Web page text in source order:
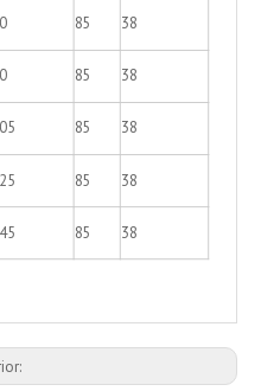
85 38
85 38
85
38
85 38
85 38